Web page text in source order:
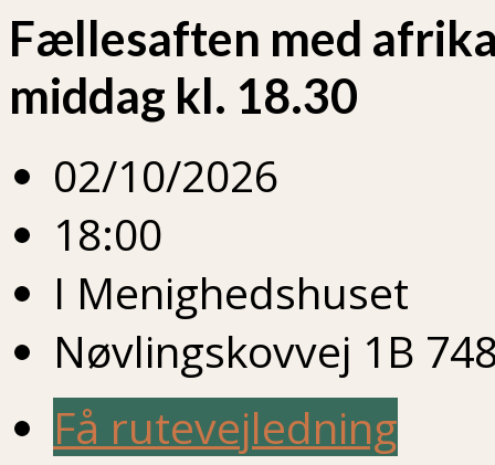
Fællesaften med
middag kl. 18.30
02/10/2026
18:00
I Menighedshuset
Nøvlingskovvej 1B
Få rutevejledning